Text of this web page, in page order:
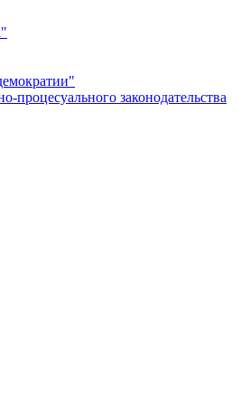
процесуального законодательства